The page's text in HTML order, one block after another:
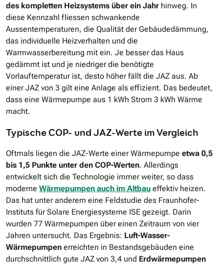
des kompletten Heizsystems über ein Jahr hinweg. In
diese Kennzahl fliessen schwankende
Aussentemperaturen, die Qualität der Gebäudedämmung,
das individuelle Heizverhalten und die
Warmwasserbereitung mit ein. Je besser das Haus
gedämmt ist und je niedriger die benötigte
Vorlauftemperatur ist, desto höher fällt die JAZ aus. Ab
einer JAZ von 3 gilt eine Anlage als effizient. Das bedeutet,
dass eine Wärmepumpe aus 1 kWh Strom 3 kWh Wärme
macht.
Typische COP- und JAZ-Werte im Vergleich
Oftmals liegen die JAZ-Werte einer Wärmepumpe etwa 0,5
bis 1,5 Punkte unter den COP-Werten. Allerdings
entwickelt sich die Technologie immer weiter, so dass
moderne Wärmepumpen auch im Altbau effektiv heizen.
Das hat unter anderem eine Feldstudie des Fraunhofer-
Instituts für Solare Energiesysteme ISE gezeigt. Darin
wurden 77 Wärmepumpen über einen Zeitraum von vier
Jahren untersucht. Das Ergebnis: Luft-Wasser-
Wärmepumpen erreichten in Bestandsgebäuden eine
durchschnittlich gute JAZ von 3,4 und Erdwärmepumpen